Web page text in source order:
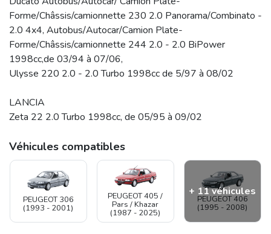
Forme/Châssis/camionnette 230 2.0 Panorama/Combinato -
2.0 4x4, Autobus/Autocar/Camion Plate-
Forme/Châssis/camionnette 244 2.0 - 2.0 BiPower
1998cc,de 03/94 à 07/06,
Ulysse 220 2.0 - 2.0 Turbo 1998cc de 5/97 à 08/02
LANCIA
Zeta 22 2.0 Turbo 1998cc, de 05/95 à 09/02
Véhicules compatibles
PEUGEOT 306
(1993 - 2001)
PEUGEOT 405 /
Pars / Khazar
(1987 - 2025)
PEUGEOT 406
(1995 - 2008)
+ 11 véhicules